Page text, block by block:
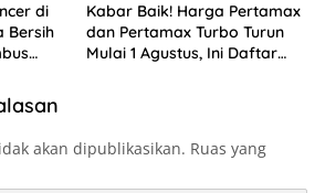
di
Bersih
Kabar Baik! Harga Pertamax
dan Pertamax Turbo Turun
Mulai 1 Agustus, Ini Daftar
akan dipublikasikan. Ruas yang